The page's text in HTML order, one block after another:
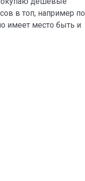
в топ, например по
имеет место быть и